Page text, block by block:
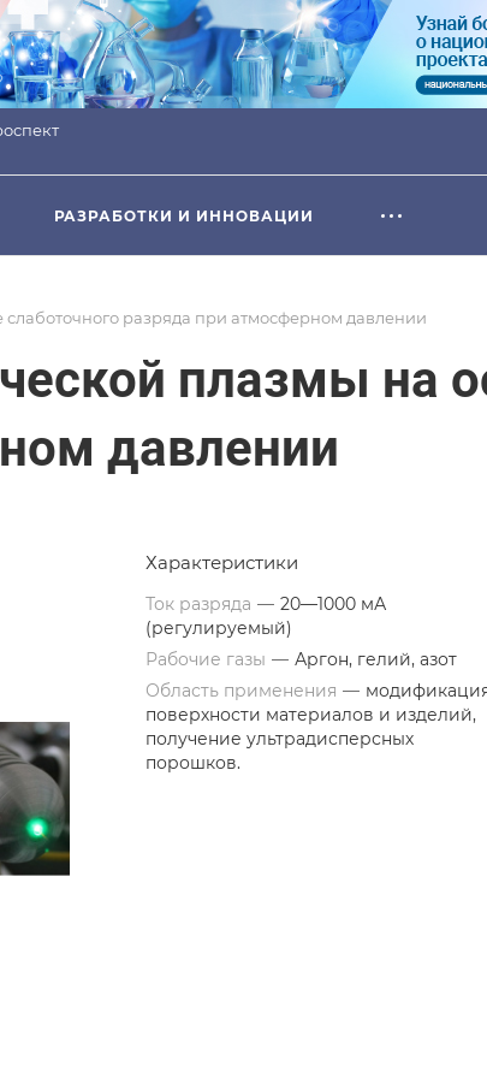
РАЗРАБОТКИ И ИННОВАЦИИ
разряда при атмосферном давлении
плазмы на
давлении
Характеристики
Ток разряда — 20—1000 мА
(регулируемый)
Рабочие газы — Аргон, гелий, азот
Область применения —
поверхности материалов и изделий,
получение ультрадисперсных
порошков.